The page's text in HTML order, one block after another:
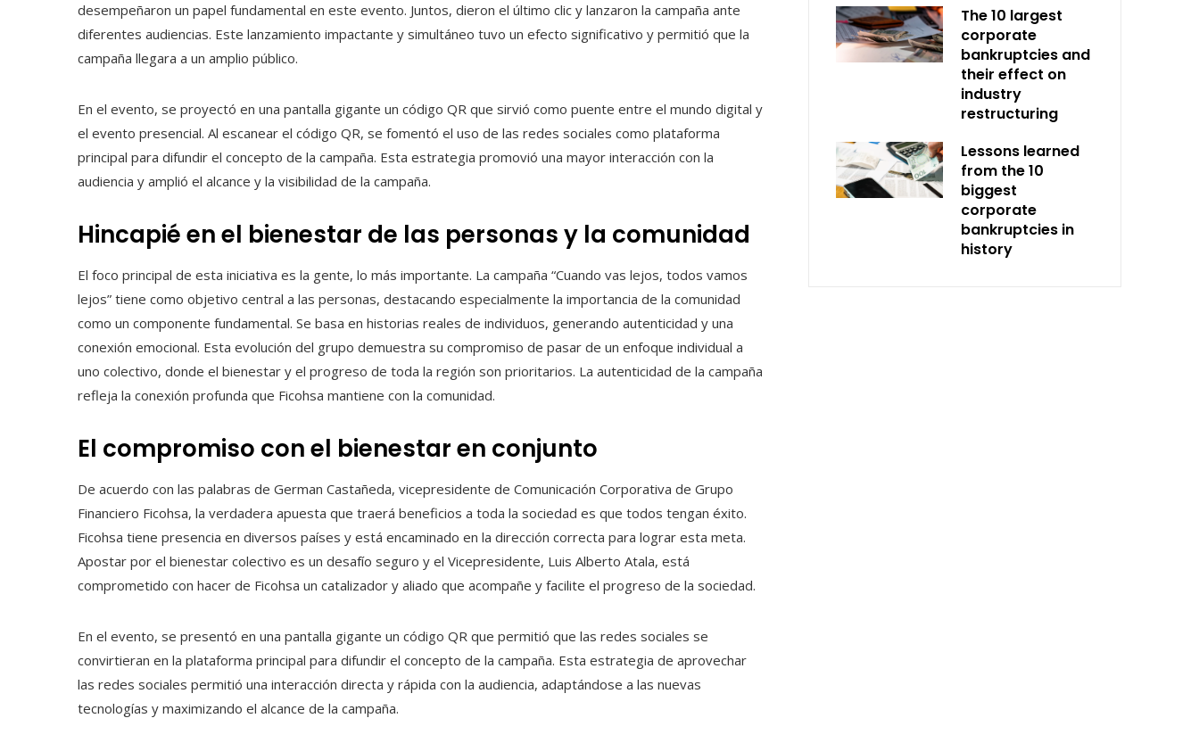
desempeñaron un papel fundamental en este evento. Juntos, dieron el último clic y lanzaron la campaña ante
diferentes audiencias. Este lanzamiento impactante y simultáneo tuvo un efecto significativo y permitió que la
campaña llegara a un amplio público.
En el evento, se proyectó en una pantalla gigante un código QR que sirvió como puente entre el mundo digital y
el evento presencial. Al escanear el código QR, se fomentó el uso de las redes sociales como plataforma
principal para difundir el concepto de la campaña. Esta estrategia promovió una mayor interacción con la
audiencia y amplió el alcance y la visibilidad de la campaña.
Hincapié en el bienestar de las personas y la comunidad
El foco principal de esta iniciativa es la gente, lo más importante. La campaña “Cuando vas lejos, todos vamos
lejos” tiene como objetivo central a las personas, destacando especialmente la importancia de la comunidad
como un componente fundamental. Se basa en historias reales de individuos, generando autenticidad y una
conexión emocional. Esta evolución del grupo demuestra su compromiso de pasar de un enfoque individual a
uno colectivo, donde el bienestar y el progreso de toda la región son prioritarios. La autenticidad de la campaña
refleja la conexión profunda que Ficohsa mantiene con la comunidad.
El compromiso con el bienestar en conjunto
De acuerdo con las palabras de German Castañeda, vicepresidente de Comunicación Corporativa de Grupo
Financiero Ficohsa, la verdadera apuesta que traerá beneficios a toda la sociedad es que todos tengan éxito.
Ficohsa tiene presencia en diversos países y está encaminado en la dirección correcta para lograr esta meta.
Apostar por el bienestar colectivo es un desafío seguro y el Vicepresidente, Luis Alberto Atala, está
comprometido con hacer de Ficohsa un catalizador y aliado que acompañe y facilite el progreso de la sociedad.
En el evento, se presentó en una pantalla gigante un código QR que permitió que las redes sociales se
convirtieran en la plataforma principal para difundir el concepto de la campaña. Esta estrategia de aprovechar
las redes sociales permitió una interacción directa y rápida con la audiencia, adaptándose a las nuevas
tecnologías y maximizando el alcance de la campaña.
The 10 largest
corporate
bankruptcies and
their effect on
industry
restructuring
Lessons learned
from the 10
biggest
corporate
bankruptcies in
history